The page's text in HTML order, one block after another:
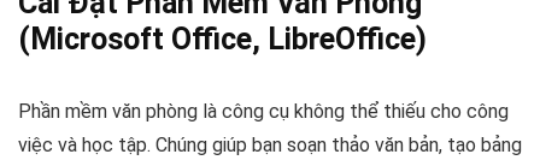
(Microsoft Office, LibreOffice)
Phần mềm văn phòng là công cụ không thể thiếu cho công
việc và học tập. Chúng giúp bạn soạn thảo văn bản, tạo bảng